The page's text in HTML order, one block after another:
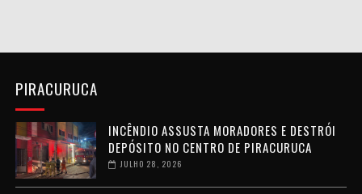
PIRACURUCA
INCÊNDIO ASSUSTA MORADORES E DESTRÓI
DEPÓSITO NO CENTRO DE PIRACURUCA
JULHO 28, 2026